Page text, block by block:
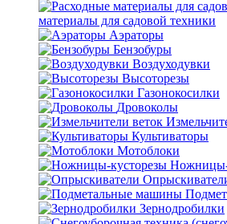
материалы для садовой техники
Аэраторы
Бензобуры
Воздуходувки
Высоторезы
Газонокосилки
Дровоколы
Культиваторы
Мотоблоки
Ножницы-
Зернодробилки